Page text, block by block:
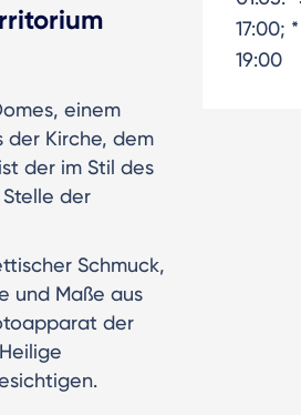
einem
der Kirche, dem
der im Stil des
der
Schmuck,
und Maße aus
der
17:00;
19:00